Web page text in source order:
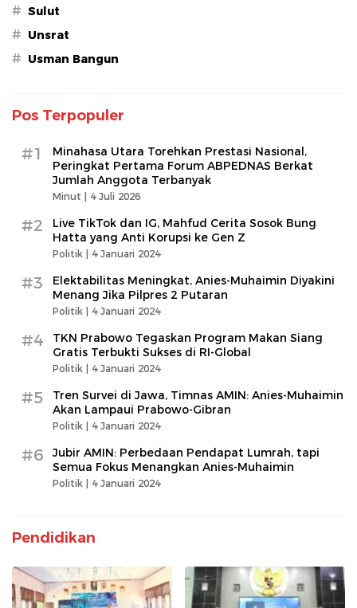
# Sulut
# Unsrat
# Usman Bangun
Pos Terpopuler
#1
Minahasa Utara Torehkan Prestasi Nasional,
Peringkat Pertama Forum ABPEDNAS Berkat
Jumlah Anggota Terbanyak
Minut | 4 Juli 2026
#2
Live TikTok dan IG, Mahfud Cerita Sosok Bung
Hatta yang Anti Korupsi ke Gen Z
Politik | 4 Januari 2024
#3
Elektabilitas Meningkat, Anies-Muhaimin Diyakini
Menang Jika Pilpres 2 Putaran
Politik | 4 Januari 2024
#4
TKN Prabowo Tegaskan Program Makan Siang
Gratis Terbukti Sukses di RI-Global
Politik | 4 Januari 2024
#5
Tren Survei di Jawa, Timnas AMIN: Anies-Muhaimin
Akan Lampaui Prabowo-Gibran
Politik | 4 Januari 2024
#6
Jubir AMIN: Perbedaan Pendapat Lumrah, tapi
Semua Fokus Menangkan Anies-Muhaimin
Politik | 4 Januari 2024
Pendidikan